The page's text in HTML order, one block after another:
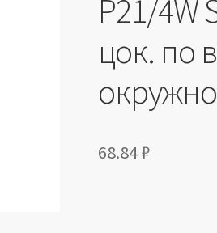
P21/4W
цок. по
68.84₽